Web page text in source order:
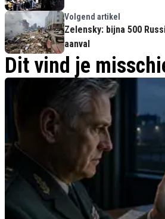
Volgend artikel
Zelensky: bijna 500
aanval
Dit vind je